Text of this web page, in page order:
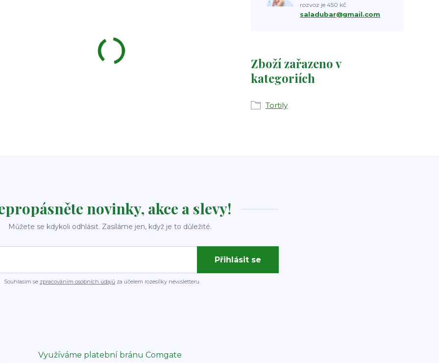
Zboží zařazeno v
kategoriích
Tortily
rozvoz je 450 kč
saladubar@gmail.com
novinky, akce a slevy!
Můžete se kdykoli odhlásit. Zasíláme jen, když je to důležité.
Přihlásit se
Souhlasím se zpracováním osobních údajůza účelem rozesílky newsletteru.
Využíváme platební bránu Comgate